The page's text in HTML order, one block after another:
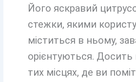
Його яскравий
стежки, якими
міститься в ньому,
орієнтуються. Досить
тих місцях, де ви